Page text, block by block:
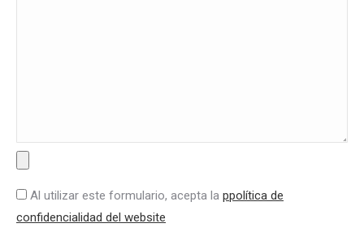
Al utilizar este formulario, acepta la ppolítica de
confidencialidad del website